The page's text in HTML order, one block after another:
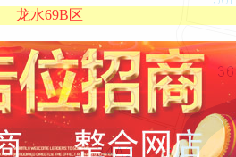
龙水69B区